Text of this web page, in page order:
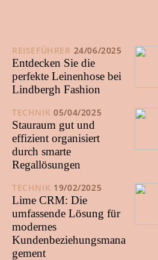
REISEFÜHRER 24/06/2025
Entdecken Sie die
perfekte Leinenhose bei
Lindbergh Fashion
TECHNIK 05/04/2025
Stauraum gut und
effizient organisiert
durch smarte
Regallösungen
TECHNIK 19/02/2025
Lime CRM: Die
umfassende Lösung für
modernes
Kundenbeziehungsmana
gement